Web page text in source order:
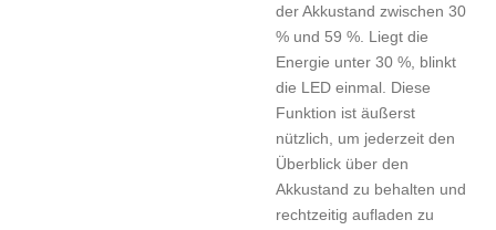
der Akkustand zwischen 30
% und 59 %. Liegt die
Energie unter 30 %, blinkt
die LED einmal. Diese
Funktion ist äußerst
nützlich, um jederzeit den
Überblick über den
Akkustand zu behalten und
rechtzeitig aufladen zu